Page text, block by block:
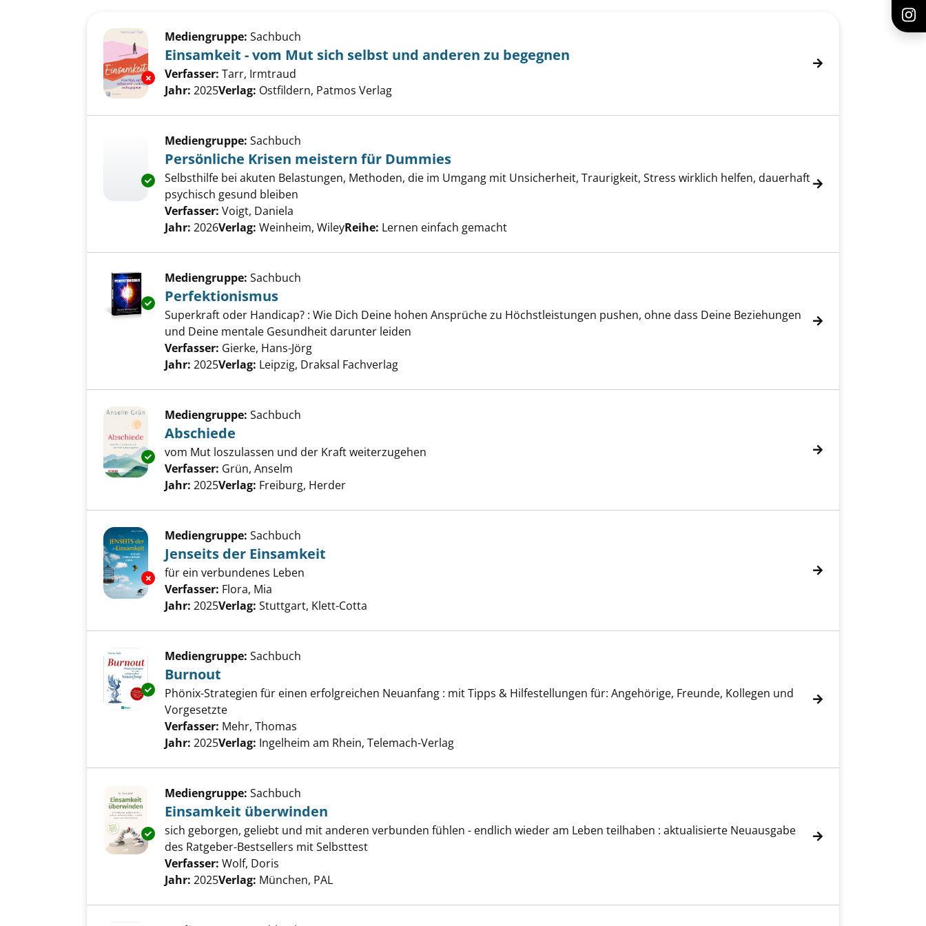
Exemplar-Details von Einsamkeit - vom Mut sich selbst und anderen zu begegnen anzeigen
Mediengruppe: Sachbuch
Einsamkeit - vom Mut sich selbst und anderen zu begegnen
Verfasser: Tarr, Irmtraud
Jahr: 2025Verlag: Ostfildern, Patmos Verlag
Exemplar-Details von Persönliche Krisen meistern für Dummies anzeigen
Mediengruppe: Sachbuch
Persönliche Krisen meistern für Dummies
Selbsthilfe bei akuten Belastungen, Methoden, die im Umgang mit Unsicherheit, Traurigkeit, Stress wirklich helfen, dauerhaft
psychisch gesund bleiben
Verfasser: Voigt, Daniela
Jahr: 2026Verlag: Weinheim, WileyReihe: Lernen einfach gemacht
Exemplar-Details von Perfektionismus anzeigen
Mediengruppe: Sachbuch
Perfektionismus
Superkraft oder Handicap? : Wie Dich Deine hohen Ansprüche zu Höchstleistungen pushen, ohne dass Deine Beziehungen
und Deine mentale Gesundheit darunter leiden
Verfasser: Gierke, Hans-Jörg
Jahr: 2025Verlag: Leipzig, Draksal Fachverlag
Exemplar-Details von Abschiede anzeigen
Mediengruppe: Sachbuch
Abschiede
vom Mut loszulassen und der Kraft weiterzugehen
Verfasser: Grün, Anselm
Jahr: 2025Verlag: Freiburg, Herder
Exemplar-Details von Jenseits der Einsamkeit anzeigen
Mediengruppe: Sachbuch
Jenseits der Einsamkeit
für ein verbundenes Leben
Verfasser: Flora, Mia
Jahr: 2025Verlag: Stuttgart, Klett-Cotta
Exemplar-Details von Burnout anzeigen
Mediengruppe: Sachbuch
Burnout
Phönix-Strategien für einen erfolgreichen Neuanfang : mit Tipps & Hilfestellungen für: Angehörige, Freunde, Kollegen und
Vorgesetzte
Verfasser: Mehr, Thomas
Jahr: 2025Verlag: Ingelheim am Rhein, Telemach-Verlag
Exemplar-Details von Einsamkeit überwinden anzeigen
Mediengruppe: Sachbuch
Einsamkeit überwinden
sich geborgen, geliebt und mit anderen verbunden fühlen - endlich wieder am Leben teilhaben : aktualisierte Neuausgabe
des Ratgeber-Bestsellers mit Selbsttest
Verfasser: Wolf, Doris
Jahr: 2025Verlag: München, PAL